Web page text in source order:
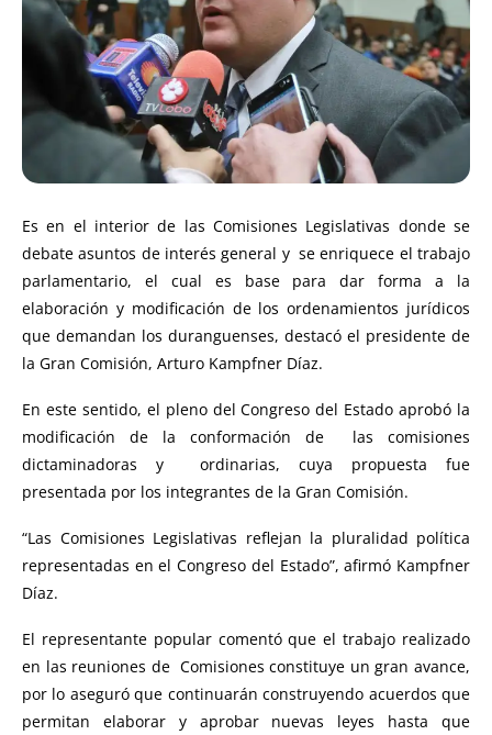
Es en el interior de las Comisiones Legislativas donde se
debate asuntos de interés general y se enriquece el trabajo
parlamentario, el cual es base para dar forma a la
elaboración y modificación de los ordenamientos jurídicos
que demandan los duranguenses, destacó el presidente de
la Gran Comisión, Arturo Kampfner Díaz.
En este sentido, el pleno del Congreso del Estado aprobó la
modificación de la conformación de las comisiones
dictaminadoras y ordinarias, cuya propuesta fue
presentada por los integrantes de la Gran Comisión.
“Las Comisiones Legislativas reflejan la pluralidad política
representadas en el Congreso del Estado”, afirmó Kampfner
Díaz.
El representante popular comentó que el trabajo realizado
en las reuniones de Comisiones constituye un gran avance,
por lo aseguró que continuarán construyendo acuerdos que
permitan elaborar y aprobar nuevas leyes hasta que